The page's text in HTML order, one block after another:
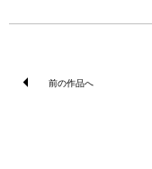
前の作品へ